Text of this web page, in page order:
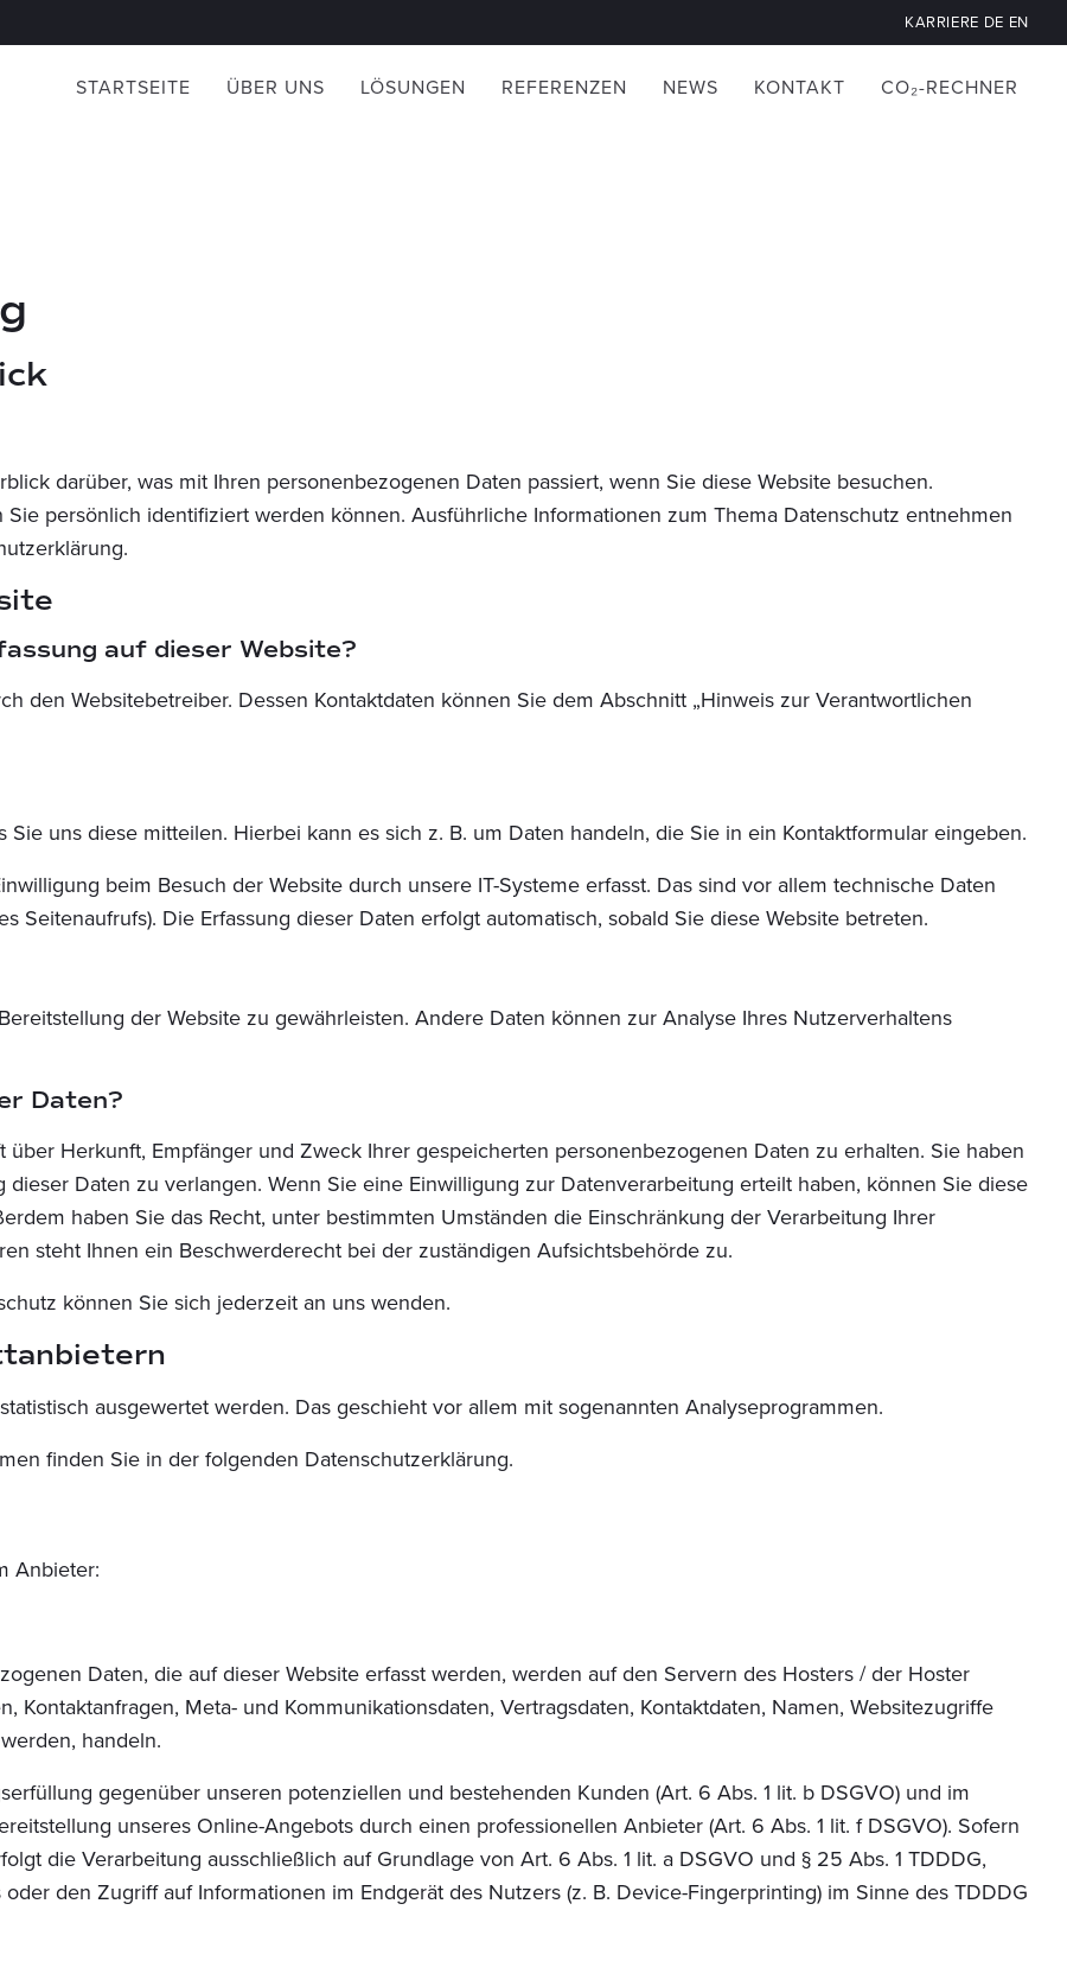
KARRIERE DE EN
STARTSEITE ÜBER UNS LÖSUNGEN REFERENZEN NEWS KONTAKT CO₂-RECHNER
darüber, was mit Ihren personenbezogenen Daten passiert, wenn Sie diese Website besuchen.
persönlich identifiziert werden können. Ausführliche Informationen zum Thema Datenschutz entnehmen
auf dieser Website?
den Websitebetreiber. Dessen Kontaktdaten können Sie dem Abschnitt „Hinweis zur Verantwortlichen
uns diese mitteilen. Hierbei kann es sich z. B. um Daten handeln, die Sie in ein Kontaktformular eingeben.
beim Besuch der Website durch unsere IT-Systeme erfasst. Das sind vor allem technische Daten
Seitenaufrufs). Die Erfassung dieser Daten erfolgt automatisch, sobald Sie diese Website betreten.
der Website zu gewährleisten. Andere Daten können zur Analyse Ihres Nutzerverhaltens
Daten?
Herkunft, Empfänger und Zweck Ihrer gespeicherten personenbezogenen Daten zu erhalten. Sie haben
Daten zu verlangen. Wenn Sie eine Einwilligung zur Datenverarbeitung erteilt haben, können Sie diese
haben Sie das Recht, unter bestimmten Umständen die Einschränkung der Verarbeitung Ihrer
steht Ihnen ein Beschwerderecht bei der zuständigen Aufsichtsbehörde zu.
können Sie sich jederzeit an uns wenden.
ausgewertet werden. Das geschieht vor allem mit sogenannten Analyseprogrammen.
finden Sie in der folgenden Datenschutzerklärung.
Anbieter:
Daten, die auf dieser Website erfasst werden, werden auf den Servern des Hosters / der Hoster
Kontaktanfragen, Meta- und Kommunikationsdaten, Vertragsdaten, Kontaktdaten, Namen, Websitezugriffe
handeln.
gegenüber unseren potenziellen und bestehenden Kunden (Art. 6 Abs. 1 lit. b DSGVO) und im
unseres Online-Angebots durch einen professionellen Anbieter (Art. 6 Abs. 1 lit. f DSGVO). Sofern
die Verarbeitung ausschließlich auf Grundlage von Art. 6 Abs. 1 lit. a DSGVO und § 25 Abs. 1 TDDDG,
den Zugriff auf Informationen im Endgerät des Nutzers (z. B. Device-Fingerprinting) im Sinne des TDDDG